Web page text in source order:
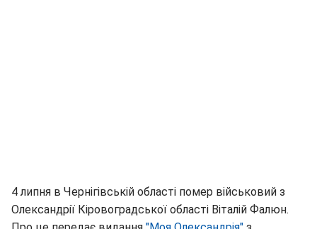
4 липня в Чернігівській області помер військовий з
Олександрії Кіровоградської області Віталій Фалюн.